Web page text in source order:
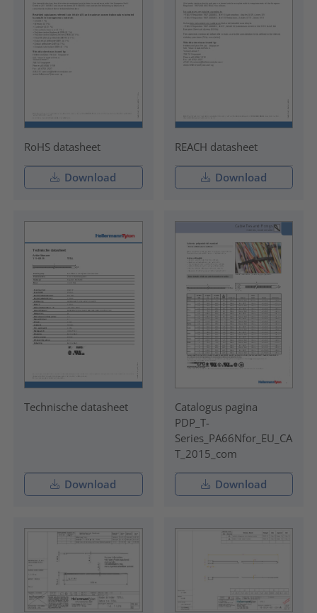
RoHS datasheet
Download
REACH datasheet
Download
Technische datasheet
Download
Catalogus pagina
PDP_T-
Series_PA66Nfor_EU_CA
T_2015_com
Download